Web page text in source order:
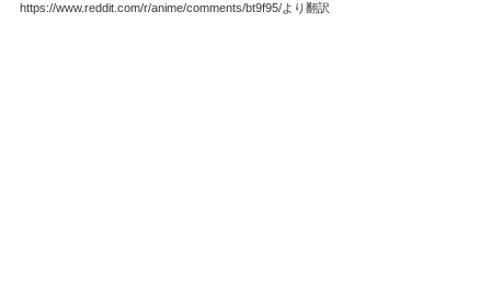
https://www.reddit.com/r/anime/comments/bt9f95/より翻訳